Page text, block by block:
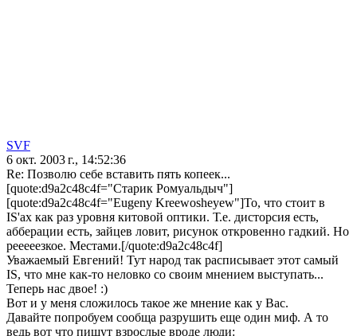
SVF
6 окт. 2003 г., 14:52:36
Re: Позволю себе вставить пять копеек...
[quote:d9a2c48c4f="Старик Ромуальдыч"]
[quote:d9a2c48c4f="Eugeny Kreewosheyew"]То, что стоит в
IS'ах как раз уровня китовой оптики. Т.е. дисторсия есть,
абберации есть, зайцев ловит, рисунок откровенно гадкий. Но
рееееезкое. Местами.[/quote:d9a2c48c4f]
Уважаемый Евгений! Тут народ так расписывает этот самый
IS, что мне как-то неловко со своим мнением выступать...
Теперь нас двое! :)
Вот и у меня сложилось такое же мнение как у Вас.
Давайте попробуем сообща разрушить еще один миф. А то
ведь вот что пишут взрослые вроде люди: